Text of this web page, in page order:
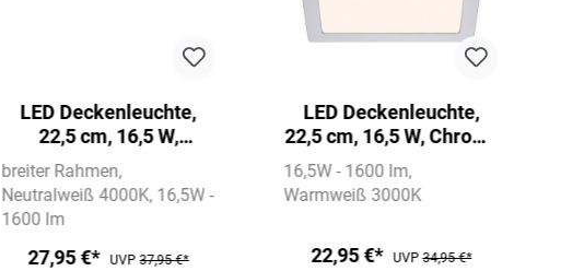
LED Deckenleuchte,
22,5 cm, 16,5 W,
Schwarz
breiter Rahmen
Neutralweiß 4000K 16,5W -
1600 lm
27,95 €* UVP37,95 €*
LED Deckenleuchte,
22,5 cm, 16,5 W, Chrom-
Matt
16,5W - 1600 lm
Warmweiß 3000K
22,95 €* UVP34,95 €*